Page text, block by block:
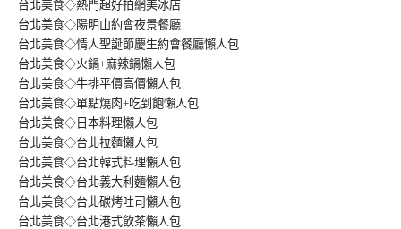
台北美食◇熱門超好拍網美冰店
台北美食◇陽明山約會夜景餐廳
台北美食◇情人聖誕節慶生約會餐廳懶人包
台北美食◇火鍋+麻辣鍋懶人包
台北美食◇牛排平價高價懶人包
台北美食◇單點燒肉+吃到飽懶人包
台北美食◇日本料理懶人包
台北美食◇台北拉麵懶人包
台北美食◇台北韓式料理懶人包
台北美食◇台北義大利麵懶人包
台北美食◇台北碳烤吐司懶人包
台北美食◇台北港式飲茶懶人包